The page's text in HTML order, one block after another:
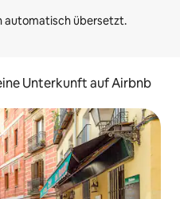
Unterkunft auf Airbnb